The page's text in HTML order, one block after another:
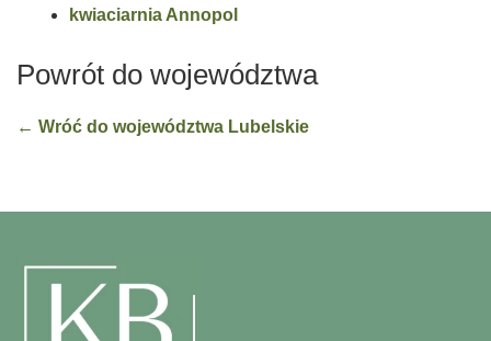
kwiaciarnia Annopol
Powrót do województwa
← Wróć do województwa Lubelskie